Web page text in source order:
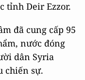
tỉnh Deir Ezzor.
đã cung cấp 95
nước đóng
dân Syria
chiến sự.